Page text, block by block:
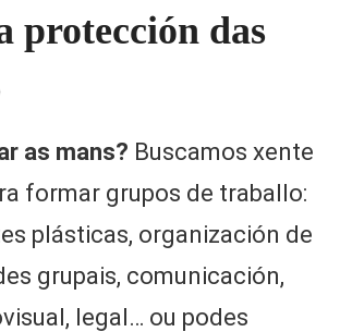
protección das
as mans? Buscamos xente
formar grupos de traballo:
plásticas, organización de
grupais, comunicación,
legal… ou podes